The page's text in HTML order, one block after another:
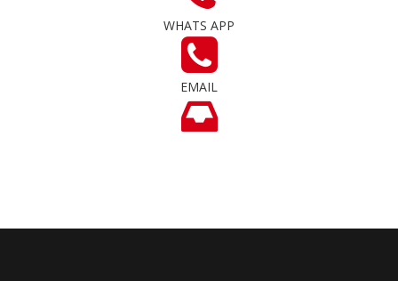
WHATS APP
EMAIL